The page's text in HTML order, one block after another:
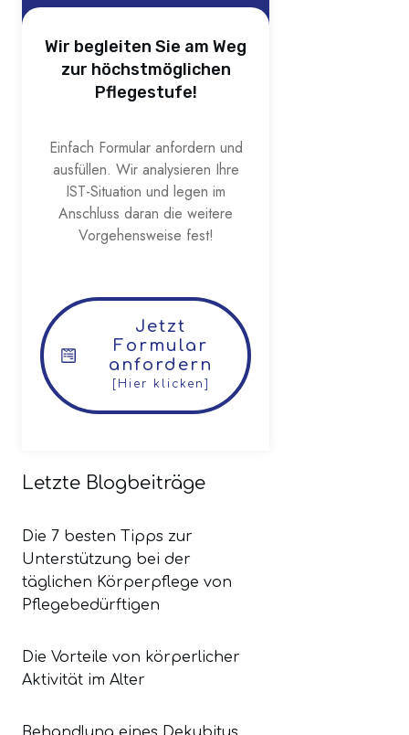
Wir begleiten Sie am Weg
zur höchstmöglichen
Pflegestufe!
Einfach Formular anfordern und
ausfüllen. Wir analysieren Ihre
IST-Situation und legen im
Anschluss daran die weitere
Vorgehensweise fest!
Jetzt
Formular
anfordern
[Hier klicken]
Letzte Blogbeiträge
Die 7 besten Tipps zur
Unterstützung bei der
täglichen Körperpflege von
Pflegebedürftigen
Die Vorteile von körperlicher
Aktivität im Alter